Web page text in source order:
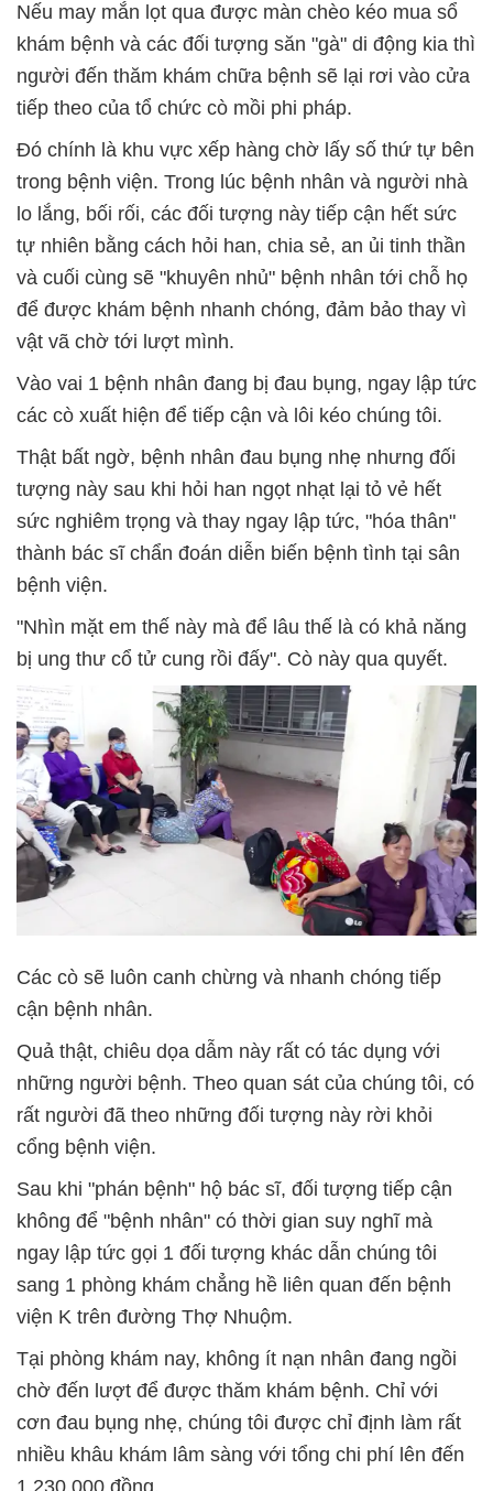
Nếu may mắn lọt qua được màn chèo kéo mua sổ
khám bệnh và các đối tượng săn "gà" di động kia thì
người đến thăm khám chữa bệnh sẽ lại rơi vào cửa
tiếp theo của tổ chức cò mồi phi pháp.
Đó chính là khu vực xếp hàng chờ lấy số thứ tự bên
trong bệnh viện. Trong lúc bệnh nhân và người nhà
lo lắng, bối rối, các đối tượng này tiếp cận hết sức
tự nhiên bằng cách hỏi han, chia sẻ, an ủi tinh thần
và cuối cùng sẽ "khuyên nhủ" bệnh nhân tới chỗ họ
để được khám bệnh nhanh chóng, đảm bảo thay vì
vật vã chờ tới lượt mình.
Vào vai 1 bệnh nhân đang bị đau bụng, ngay lập tức
các cò xuất hiện để tiếp cận và lôi kéo chúng tôi.
Thật bất ngờ, bệnh nhân đau bụng nhẹ nhưng đối
tượng này sau khi hỏi han ngọt nhạt lại tỏ vẻ hết
sức nghiêm trọng và thay ngay lập tức, "hóa thân"
thành bác sĩ chẩn đoán diễn biến bệnh tình tại sân
bệnh viện.
"Nhìn mặt em thế này mà để lâu thế là có khả năng
bị ung thư cổ tử cung rồi đấy". Cò này qua quyết.
Các cò sẽ luôn canh chừng và nhanh chóng tiếp
cận bệnh nhân.
Quả thật, chiêu dọa dẫm này rất có tác dụng với
những người bệnh. Theo quan sát của chúng tôi, có
rất người đã theo những đối tượng này rời khỏi
cổng bệnh viện.
Sau khi "phán bệnh" hộ bác sĩ, đối tượng tiếp cận
không để "bệnh nhân" có thời gian suy nghĩ mà
ngay lập tức gọi 1 đối tượng khác dẫn chúng tôi
sang 1 phòng khám chẳng hề liên quan đến bệnh
viện K trên đường Thợ Nhuộm.
Tại phòng khám nay, không ít nạn nhân đang ngồi
chờ đến lượt để được thăm khám bệnh. Chỉ với
cơn đau bụng nhẹ, chúng tôi được chỉ định làm rất
nhiều khâu khám lâm sàng với tổng chi phí lên đến